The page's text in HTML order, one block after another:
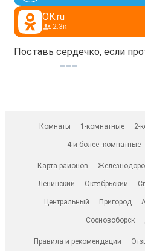
OK.ru
2.3к
Поставь сердечко, если
Комнаты 1-комнатные 2-
4 и более -комнатные
Карта районов
Ленинский Октябрьский
Центральный Пригород
Сосновоборск
Правила и рекомендации